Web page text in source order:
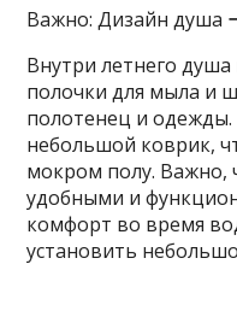
Важно: Дизайн душа
Внутри летнего
полочки для мыла и
полотенец и
небольшой коврик,
мокром полу. Важно,
удобными и
комфорт во время
установить